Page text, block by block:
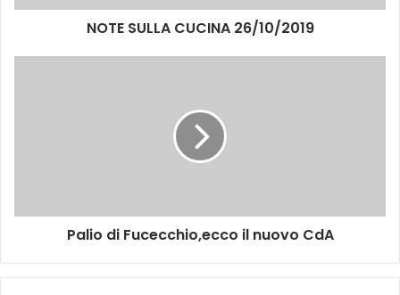
A
0
NOTE SULLA CUCINA 26/10/2019
u
Palio di Fucecchio,ecco il nuovo CdA